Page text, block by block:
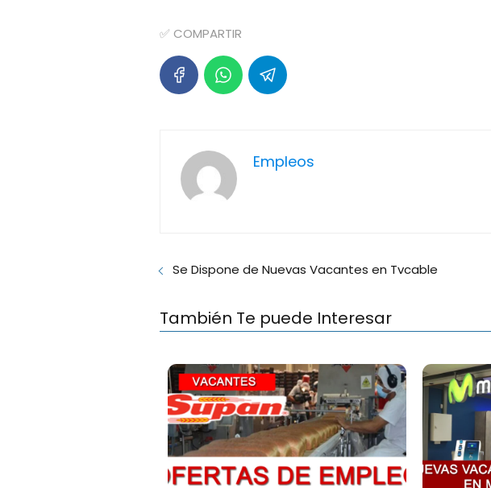
✅ COMPARTIR
Empleos
Se Dispone de Nuevas Vacantes en Tvcable
También Te puede Interesar